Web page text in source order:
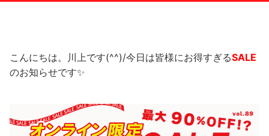
こんにちは。川上です(^^)/今日は皆様にお得すぎるSALE
のお知らせです✨